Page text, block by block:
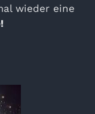
wieder eine
!